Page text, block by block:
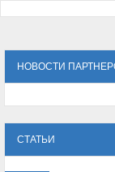
НОВОСТИ
СТАТЬИ